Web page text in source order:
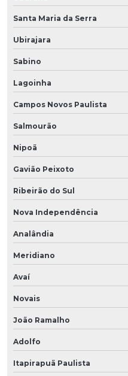
Santa Maria da Serra
Ubirajara
Sabino
Lagoinha
Campos Novos Paulista
Salmourão
Nipoã
Gavião Peixoto
Ribeirão do Sul
Nova Independência
Analândia
Meridiano
Avaí
Novais
João Ramalho
Adolfo
Itapirapuã Paulista